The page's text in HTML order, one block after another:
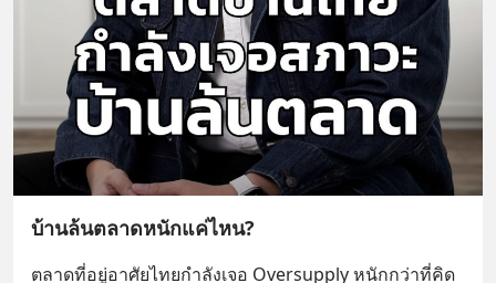
บ้านล้นตลาดหนักแค่ไหน?
ตลาดที่อยู่อาศัยไทยกำลังเจอ Oversupply หนักกว่าที่คิด